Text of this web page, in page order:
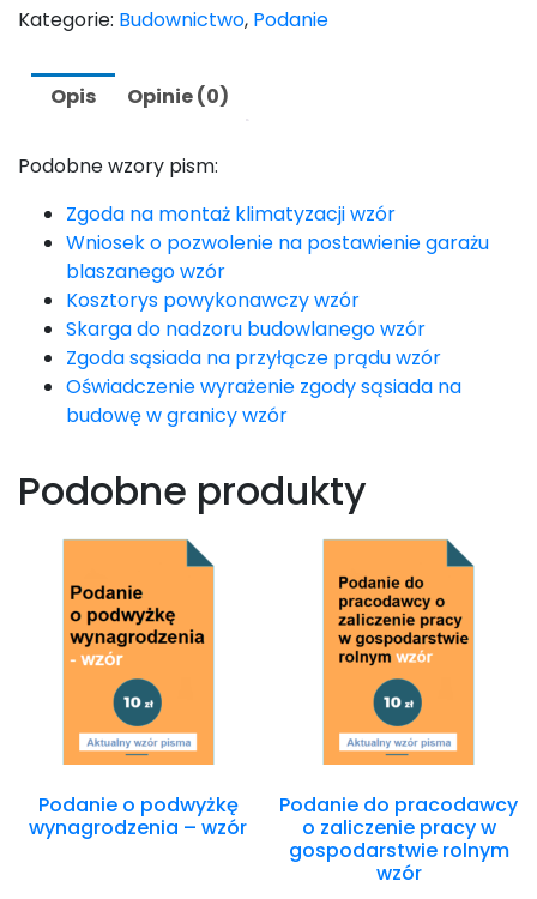
energetycznego
wzór
Kategorie: Budownictwo, Podanie
Opis Opinie (0)
Podobne wzory pism:
Zgoda na montaż klimatyzacji wzór
Wniosek o pozwolenie na postawienie garażu
blaszanego wzór
Kosztorys powykonawczy wzór
Skarga do nadzoru budowlanego wzór
Zgoda sąsiada na przyłącze prądu wzór
Oświadczenie wyrażenie zgody sąsiada na
budowę w granicy wzór
Podobne produkty
Podanie o podwyżkę
wynagrodzenia – wzór
Podanie do pracodawcy
o zaliczenie pracy w
gospodarstwie rolnym
wzór